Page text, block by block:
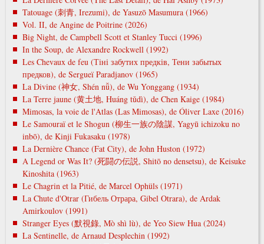
Tatouage (刺青, Irezumi), de Yasuzō Masumura (1966)
Vol. II, de Angine de Poitrine (2026)
Big Night, de Campbell Scott et Stanley Tucci (1996)
In the Soup, de Alexandre Rockwell (1992)
Les Chevaux de feu (Тіні забутих предків, Тени забытых
предков), de Sergueï Paradjanov (1965)
La Divine (神女, Shén nǚ), de Wu Yonggang (1934)
La Terre jaune (黄土地, Huáng tǔdì), de Chen Kaige (1984)
Mimosas, la voie de l'Atlas (Las Mimosas), de Óliver Laxe (2016)
Le Samouraï et le Shogun (柳生一族の陰謀, Yagyū ichizoku no
inbō), de Kinji Fukasaku (1978)
La Dernière Chance (Fat City), de John Huston (1972)
A Legend or Was It? (死闘の伝説, Shitō no densetsu), de Keisuke
Kinoshita (1963)
Le Chagrin et la Pitié, de Marcel Ophüls (1971)
La Chute d'Otrar (Гибель Отрара, Gibel Otrara), de Ardak
Amirkoulov (1991)
Stranger Eyes (默視錄, Mò shì lù), de Yeo Siew Hua (2024)
La Sentinelle, de Arnaud Desplechin (1992)